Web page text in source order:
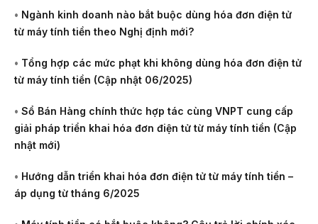
• Ngành kinh doanh nào bắt buộc dùng hóa đơn điện tử
từ máy tính tiền theo Nghị định mới?
• Tổng hợp các mức phạt khi không dùng hóa đơn điện tử
từ máy tính tiền (Cập nhật 06/2025)
• Sổ Bán Hàng chính thức hợp tác cùng VNPT cung cấp
giải pháp triển khai hóa đơn điện tử từ máy tính tiền (Cập
nhật mới)
• Hướng dẫn triển khai hóa đơn điện tử từ máy tính tiền –
áp dụng từ tháng 6/2025